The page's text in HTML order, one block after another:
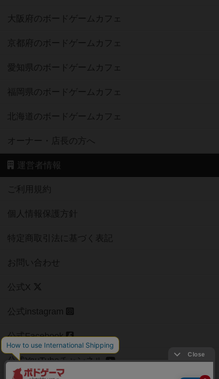
大阪府のボードゲームカフェ
京都府のボードゲームカフェ
愛知県のボードゲームカフェ
福岡県のボードゲームカフェ
北海道のボードゲームカフェ
オーナー・店長の方へ
運営者情報
ご利用規約
個人情報保護方針
特定商取引法に基づく表記
お問い合わせ
公式X
公式instagram
公式Facebook
公式YouTubeチャンネル